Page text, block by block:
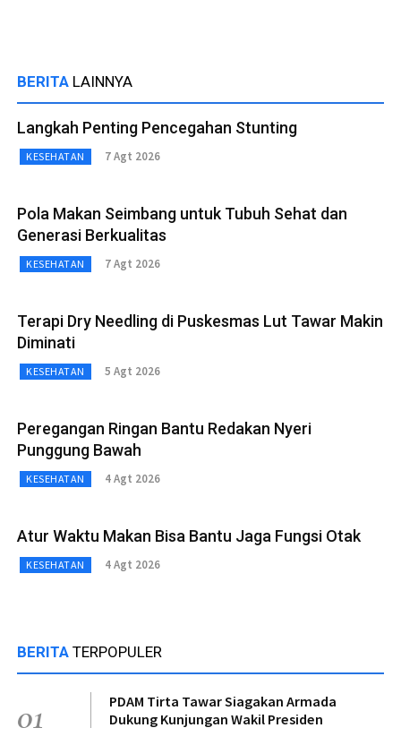
BERITA LAINNYA
Langkah Penting Pencegahan Stunting
KESEHATAN 7 Agt 2026
Pola Makan Seimbang untuk Tubuh Sehat dan
Generasi Berkualitas
KESEHATAN 7 Agt 2026
Terapi Dry Needling di Puskesmas Lut Tawar Makin
Diminati
KESEHATAN 5 Agt 2026
Peregangan Ringan Bantu Redakan Nyeri
Punggung Bawah
KESEHATAN 4 Agt 2026
Atur Waktu Makan Bisa Bantu Jaga Fungsi Otak
KESEHATAN 4 Agt 2026
BERITA TERPOPULER
01
PDAM Tirta Tawar Siagakan Armada
Dukung Kunjungan Wakil Presiden